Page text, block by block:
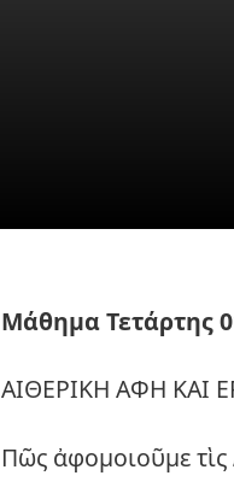
Μάθημα Τετάρτης
ΑΙΘΕΡΙΚΗ ΑΦΗ ΚΑΙ
Πῶς ἀφομοιοῦμε